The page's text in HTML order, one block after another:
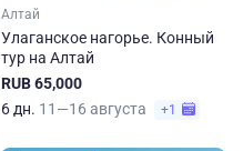
Алтай
Улаганское нагорье. Конный
тур на Алтай
RUB 65,000
6 дн. 11—16 августа +1